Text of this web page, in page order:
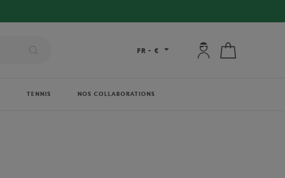
FR - € Mon compte : se
TENNIS NOS COLLABORATIONS